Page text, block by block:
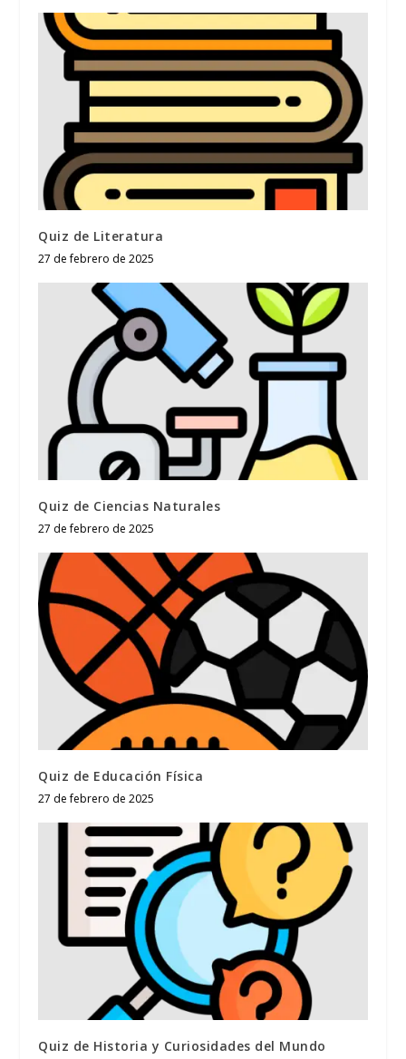
Quiz de Literatura
27 de febrero de 2025
Quiz de Ciencias Naturales
27 de febrero de 2025
Quiz de Educación Física
27 de febrero de 2025
Quiz de Historia y Curiosidades del Mundo